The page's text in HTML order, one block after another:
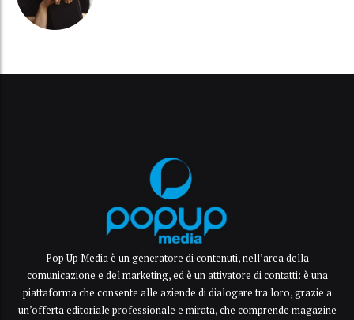
Pop Up Media è un generatore di contenuti, nell’area della
comunicazione e del marketing, ed è un attivatore di contatti: è una
piattaforma che consente alle aziende di dialogare tra loro, grazie a
un’offerta editoriale professionale e mirata, che comprende magazine